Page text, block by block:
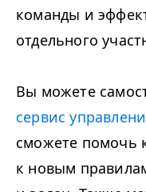
команды и
отдельного
Вы можете
сервис
сможете помочь
к новым